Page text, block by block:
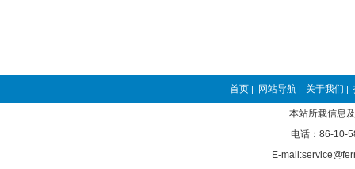
首页 | 网站导航 | 关于我们 |
本站所载信息
电话：86-10-
E-